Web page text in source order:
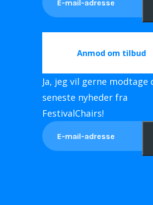
Anmod om tilbud
Ja, jeg vil gerne modtage
seneste nyheder fra
FestivalChairs!